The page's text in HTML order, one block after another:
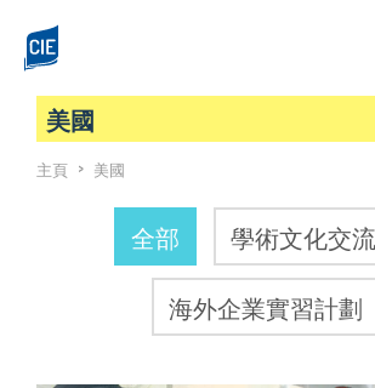
美國
主頁 > 美國
全部
學術文化交
海外企業實習計劃